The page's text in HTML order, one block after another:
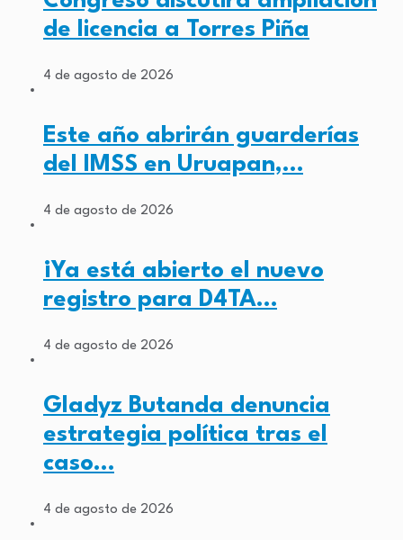
de licencia a Torres Piña
4 de agosto de 2026
Este año abrirán guarderías
del IMSS en Uruapan,…
4 de agosto de 2026
¡Ya está abierto el nuevo
registro para D4TA…
4 de agosto de 2026
Gladyz Butanda denuncia
estrategia política tras el
caso…
4 de agosto de 2026